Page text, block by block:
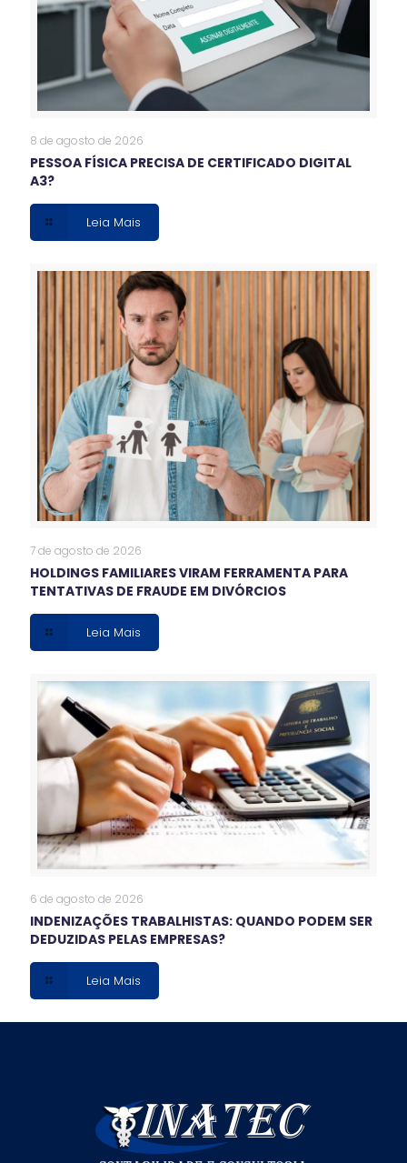
8 de agosto de 2026
PESSOA FÍSICA PRECISA DE CERTIFICADO DIGITAL
A3?
Leia Mais
7 de agosto de 2026
HOLDINGS FAMILIARES VIRAM FERRAMENTA PARA
TENTATIVAS DE FRAUDE EM DIVÓRCIOS
Leia Mais
6 de agosto de 2026
INDENIZAÇÕES TRABALHISTAS: QUANDO PODEM SER
DEDUZIDAS PELAS EMPRESAS?
Leia Mais